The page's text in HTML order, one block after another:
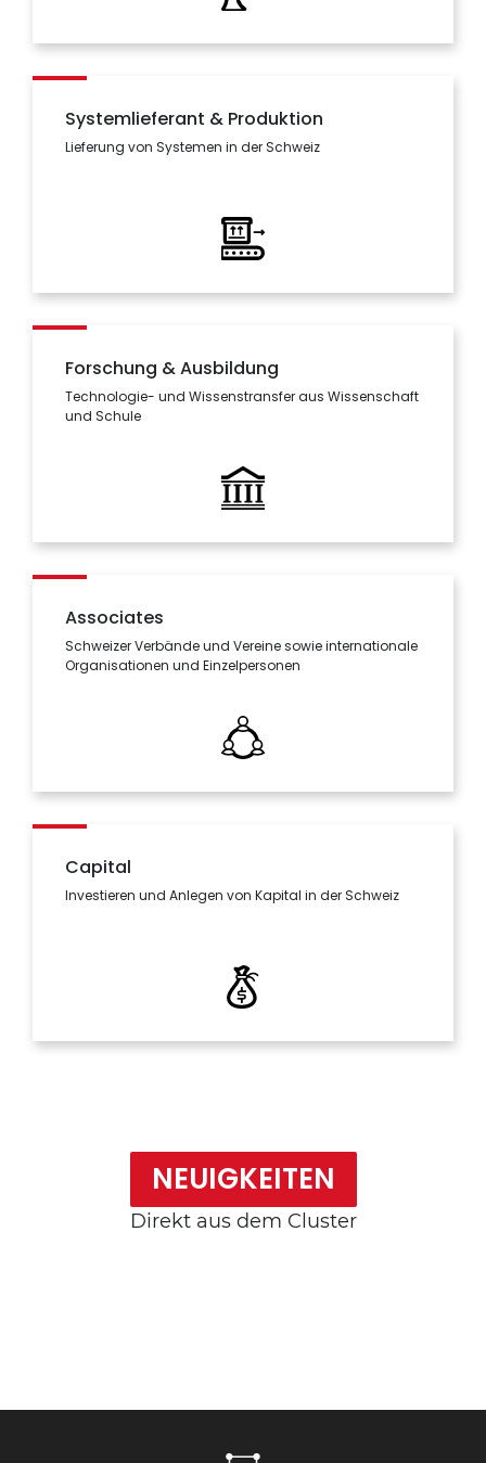
Systemlieferant & Produktion
Lieferung von Systemen in der Schweiz
Forschung & Ausbildung
Technologie- und Wissenstransfer aus Wissenschaft
und Schule
Associates
Schweizer Verbände und Vereine sowie internationale
Organisationen und Einzelpersonen
Capital
Investieren und Anlegen von Kapital in der Schweiz
NEUIGKEITEN
Direkt aus dem Cluster